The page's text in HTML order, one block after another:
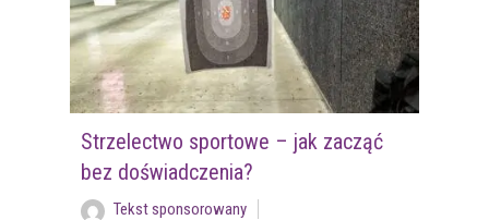
Strzelectwo sportowe – jak zacząć
bez doświadczenia?
Tekst sponsorowany